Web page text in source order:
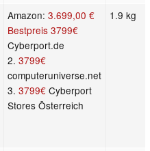
Amazon:3.699,00 €
Bestpreis 3799€
Cyberport.de
2.3799€
computeruniverse.net
3.3799€ Cyberport
Stores Österreich
1.9 kg